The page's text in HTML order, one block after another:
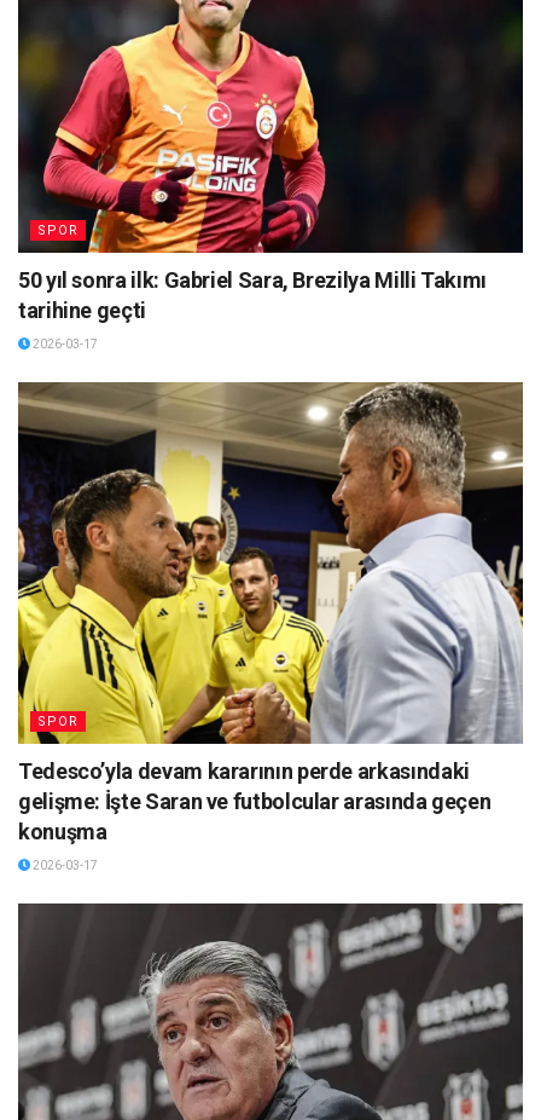
SPOR
50 yıl sonra ilk: Gabriel Sara, Brezilya Milli Takımı
tarihine geçti
2026-03-17
SPOR
Tedesco’yla devam kararının perde arkasındaki
gelişme: İşte Saran ve futbolcular arasında geçen
konuşma
2026-03-17